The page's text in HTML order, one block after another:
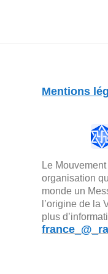
Mentions
Le
organisation
monde un
l’origine de la
plus